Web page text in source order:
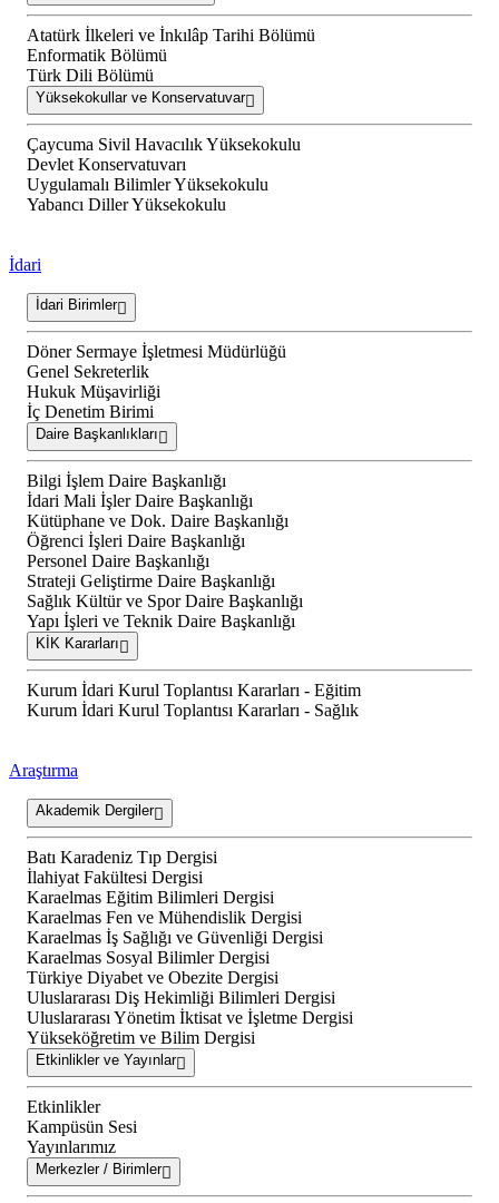
Atatürk İlkeleri ve İnkılâp Tarihi Bölümü
Enformatik Bölümü
Türk Dili Bölümü
Yüksekokullar ve Konservatuvar
Çaycuma Sivil Havacılık Yüksekokulu
Devlet Konservatuvarı
Uygulamalı Bilimler Yüksekokulu
Yabancı Diller Yüksekokulu
İdari
İdari Birimler
Döner Sermaye İşletmesi Müdürlüğü
Genel Sekreterlik
Hukuk Müşavirliği
İç Denetim Birimi
Daire Başkanlıkları
Bilgi İşlem Daire Başkanlığı
İdari Mali İşler Daire Başkanlığı
Kütüphane ve Dok. Daire Başkanlığı
Öğrenci İşleri Daire Başkanlığı
Personel Daire Başkanlığı
Strateji Geliştirme Daire Başkanlığı
Sağlık Kültür ve Spor Daire Başkanlığı
Yapı İşleri ve Teknik Daire Başkanlığı
KİK Kararları
Kurum İdari Kurul Toplantısı Kararları - Eğitim
Kurum İdari Kurul Toplantısı Kararları - Sağlık
Araştırma
Akademik Dergiler
Batı Karadeniz Tıp Dergisi
İlahiyat Fakültesi Dergisi
Karaelmas Eğitim Bilimleri Dergisi
Karaelmas Fen ve Mühendislik Dergisi
Karaelmas İş Sağlığı ve Güvenliği Dergisi
Karaelmas Sosyal Bilimler Dergisi
Türkiye Diyabet ve Obezite Dergisi
Uluslararası Diş Hekimliği Bilimleri Dergisi
Uluslararası Yönetim İktisat ve İşletme Dergisi
Yükseköğretim ve Bilim Dergisi
Etkinlikler ve Yayınlar
Etkinlikler
Kampüsün Sesi
Yayınlarımız
Merkezler / Birimler